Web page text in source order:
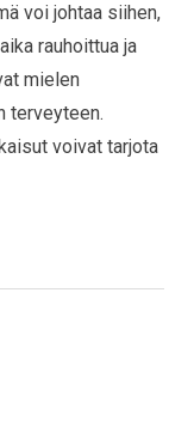
voi johtaa siihen,
rauhoittua ja
mielen
terveyteen.
voivat tarjota